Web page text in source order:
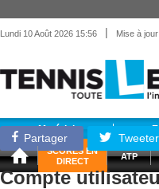
Lundi 10 Août 2026 15:56 | Mise à
Matériel
SCORES EN
DIRECT
ATP
Partager Tweeter
Compte